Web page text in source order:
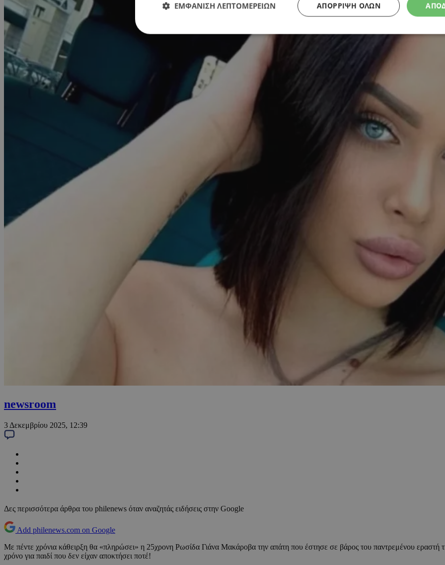
newsroom
3 Δεκεμβρίου 2025, 12:39
Δες περισσότερα άρθρα του philenews όταν αναζητάς ειδήσεις στην Google
Add philenews.com on Google
Με πέντε χρόνια κάθειρξη θα «πληρώσει» η 25χρονη Ρωσίδα Γιάνα Μακάροβα την απάτη που έστησε σε βάρος του παντρεμένου εραστή
χρόνο για παιδί που δεν είχαν αποκτήσει ποτέ!
ΑΠΌΡΡΙΨΗ ΌΛΩΝ
ΕΜΦΑΝΙΣΗ ΛΕΠΤΟΜΕΡΕΙΩΝ